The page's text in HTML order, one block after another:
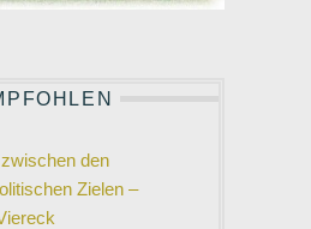
den
Zielen –